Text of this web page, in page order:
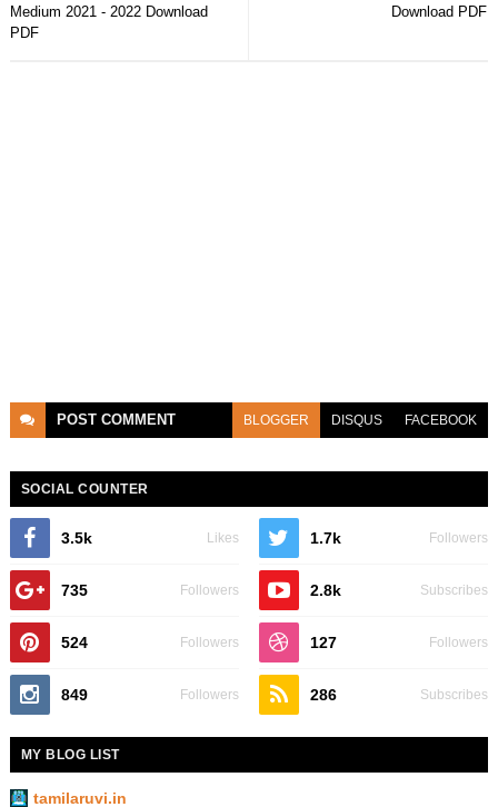
Download PDF
Medium 2021 - 2022 Download
PDF
POST COMMENT BLOGGER DISQUS FACEBOOK
SOCIAL COUNTER
3.5k Likes 1.7k Followers
735 Followers 2.8k Subscribes
524 Followers 127 Followers
849 Followers 286 Subscribes
MY BLOG LIST
tamilaruvi.in